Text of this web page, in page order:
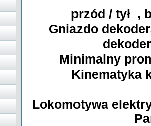
przód / tył ,
Gniazdo
Minimalny
Kinematyka
Lokomotywa